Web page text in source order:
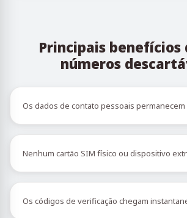
Principais benefícios
números
Os dados de contato pessoais
Nenhum cartão SIM físico ou dispositivo
Os códigos de verificação chegam